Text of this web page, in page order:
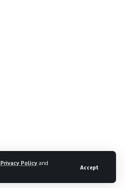
Privacy Policy and
Accept